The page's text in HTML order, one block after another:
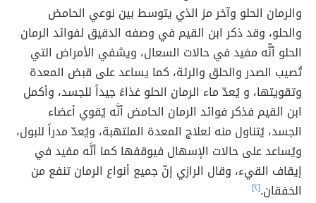
والرمان الحلو وآخر مز الذي يتوسط بين نوعي الحامض
والحلو، وقد ذكر ابن القيم في وصفه الدقيق لفوائد الرمان
الحلو أنّّه مفيد في حالات السعال، ويشفي الأمراض التي
تُصيب الصدر والحلق والرئة، كما يساعد على قبض المعدة
وتقويتها، و يُعدّ ماء الرمان الحلو غذاءً جيداً للجسد، وأكمل
ابن القيم فذكر فوائد الرمان الحامض أنَّه يُقوي أعضاء
الجسد، يُتناول منه لعلاج المعدة الملتهبة، ويُعدّ مدراً للبول،
ويُساعد على حالات الإسهال فيوقفها كما أنَّه مفيد في
إيقاف القيء، وقال الرازي إنّ جميع أنواع الرمان تنفع من
الخفقان.[٢]